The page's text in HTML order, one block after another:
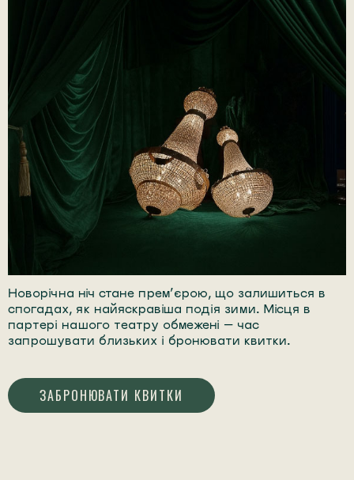
Новорічна ніч стане прем’єрою, що залишиться в
спогадах, як найяскравіша подія зими. Місця в
партері нашого театру обмежені — час
запрошувати близьких і бронювати квитки.
ЗАБРОНЮВАТИ КВИТКИ